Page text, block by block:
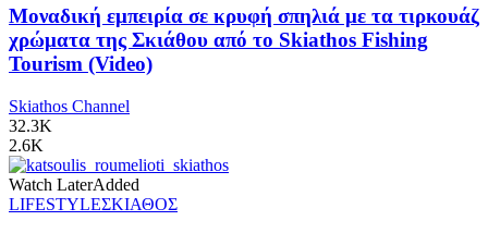
Μοναδική εμπειρία σε κρυφή σπηλιά με τα τιρκουάζ
χρώματα της Σκιάθου από το Skiathos Fishing
Tourism (Video)
Skiathos Channel
32.3K
2.6K
Watch LaterAdded
LIFESTYLEΣΚΙΑΘΟΣ